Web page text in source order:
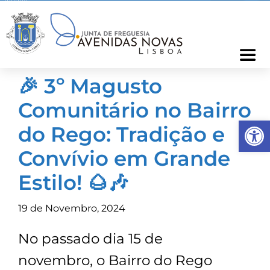
content
Freguesia
Cartão Freguês
Informações
Notícias
Ocorrências
🎉 3º Magusto
Comunitário no Bairro
do Rego: Tradição e
Convívio em Grande
Estilo! 🌰🎶
19 de Novembro, 2024
No passado dia 15 de
novembro, o Bairro do Rego